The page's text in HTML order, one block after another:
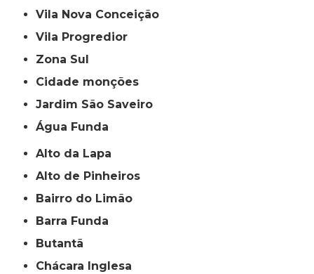
Vila Nova Conceição
Vila Progredior
Zona Sul
cidade monções
jardim São Saveiro
Água Funda
Alto da Lapa
Alto de Pinheiros
Bairro do Limão
Barra Funda
Butantã
Chácara Inglesa